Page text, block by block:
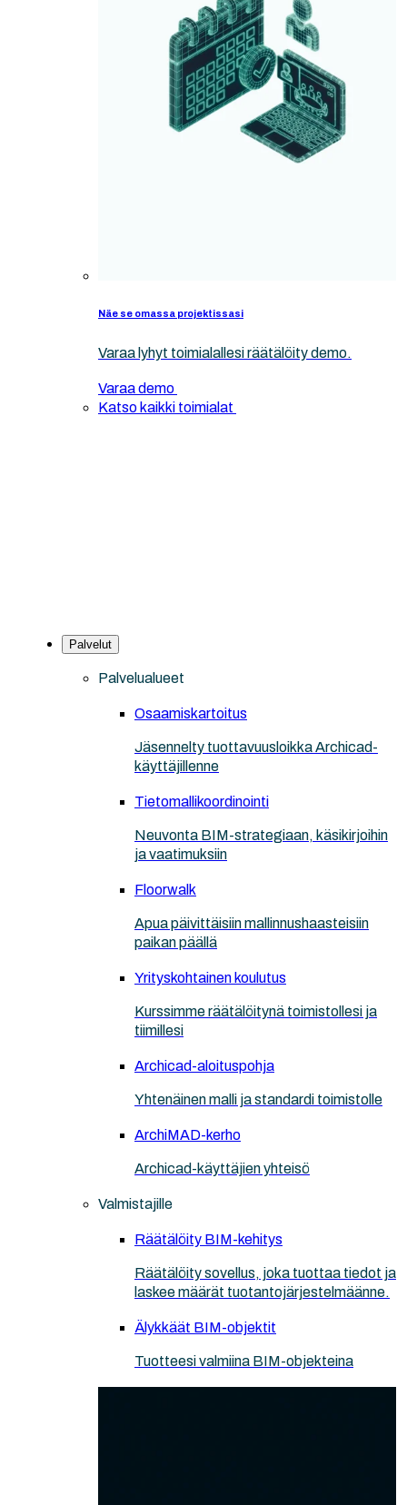
Näe se omassa projektissasi
Varaa lyhyt toimialallesi räätälöity demo.
Varaa demo
Katso kaikki toimialat
Palvelut
Palvelualueet
Osaamiskartoitus
Jäsennelty tuottavuusloikka Archicad-
käyttäjillenne
Tietomallikoordinointi
Neuvonta BIM-strategiaan, käsikirjoihin
ja vaatimuksiin
Floorwalk
Apua päivittäisiin mallinnushaasteisiin
paikan päällä
Yrityskohtainen koulutus
Kurssimme räätälöitynä toimistollesi ja
tiimillesi
Archicad-aloituspohja
Yhtenäinen malli ja standardi toimistolle
ArchiMAD-kerho
Archicad-käyttäjien yhteisö
Valmistajille
Räätälöity BIM-kehitys
Räätälöity sovellus, joka tuottaa tiedot ja
laskee määrät tuotantojärjestelmäänne.
Älykkäät BIM-objektit
Tuotteesi valmiina BIM-objekteina